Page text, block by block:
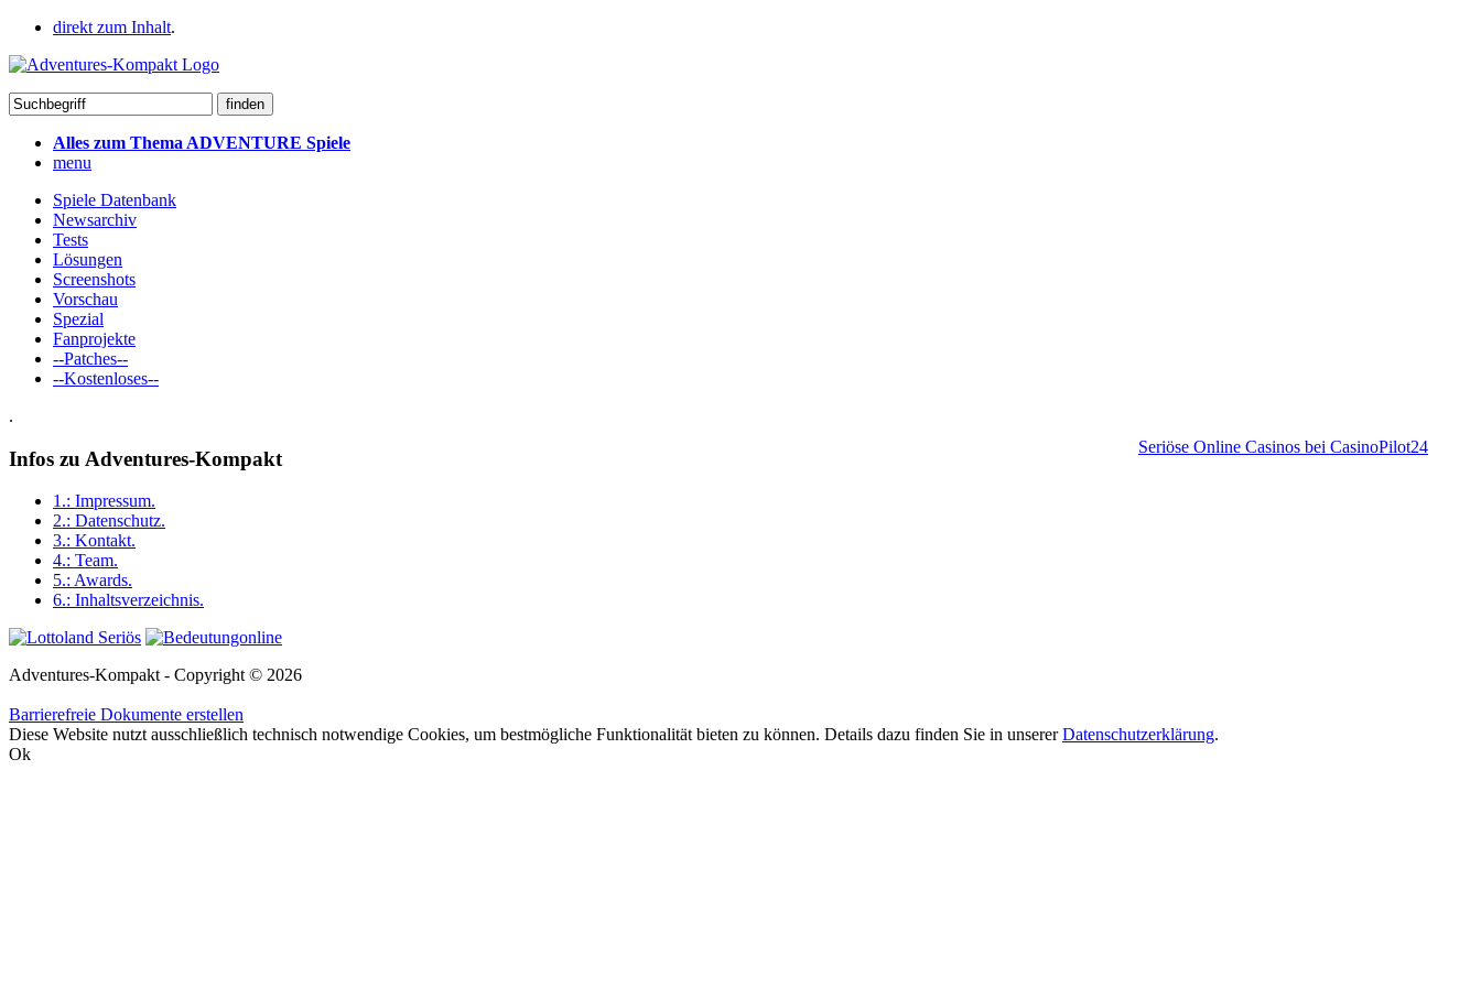
direkt zum Inhalt.
Alles zum Thema ADVENTURE Spiele
menu
Spiele Datenbank
Newsarchiv
Tests
Lösungen
Screenshots
Vorschau
Spezial
Fanprojekte
--Patches--
--Kostenloses--
.
Seriöse Online Casinos bei CasinoPilot24
Infos zu Adventures-Kompakt
1.: Impressum.
2.: Datenschutz.
3.: Kontakt.
4.: Team.
5.: Awards.
6.: Inhaltsverzeichnis.
Adventures-Kompakt - Copyright © 2026
Barrierefreie Dokumente erstellen
Diese Website nutzt ausschließlich technisch notwendige Cookies, um bestmögliche Funktionalität bieten zu können. Details dazu finden Sie in unsererDatenschutzerklärung.
Ok